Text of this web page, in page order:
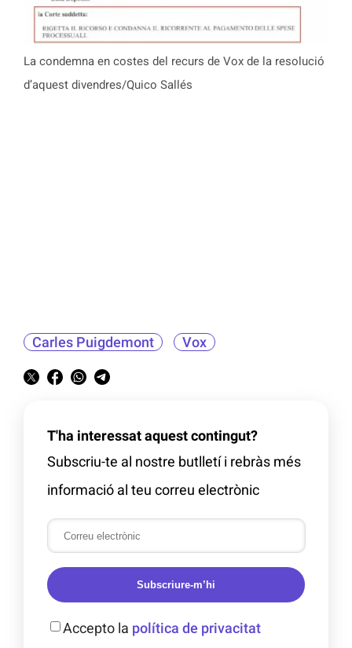
La condemna en costes del recurs de Vox de la resolució
d’aquest divendres/Quico Sallés
Carles Puigdemont Vox
T'ha interessat aquest contingut?
Subscriu-te al nostre butlletí i rebràs més
informació al teu correu electrònic
Subscriure-m’hi
Accepto la política de privacitat